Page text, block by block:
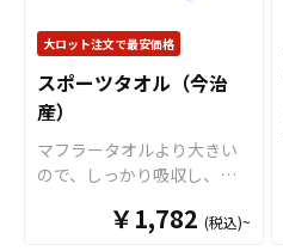
ムとしてご利用いただけま
す アンブレラマーカーの傘
に取り付けるパーツ部分に
は2つの異なるパーツがあ
り、1つは「傘の柄に取り付
けるOリング」タイプ、もう
1つは「傘のつゆ先に取り付
ける8の字リング」タイプを
用意。 マークさせたい箇所
大ロット注文で最安価格
スポーツタオル（今治
産）
マフラータオルより大きい
ので、しっかり吸収し、存
す。コンサートやフェスグ
￥1,782 (税込)~